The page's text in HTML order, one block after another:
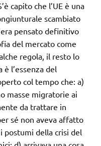
capito che l’UE è una
scambiato
pensato definitivo
del mercato come
regola, il resto lo
l’essenza del
col tempo che: a)
masse migratorie ai
da trattare in
sé non aveva affatto
postumi della crisi del